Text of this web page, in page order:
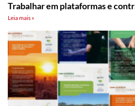
Trabalhar em plataformas e
Leia mais »